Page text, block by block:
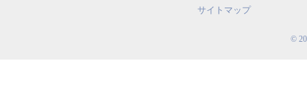
サイトマップ
©